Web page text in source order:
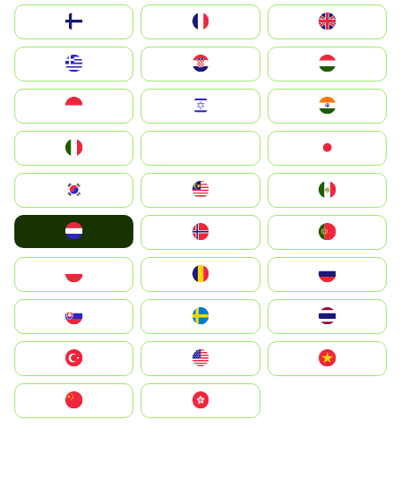
United Kingdom
Magyarország
South Korea
United States
中國香港特別行政區